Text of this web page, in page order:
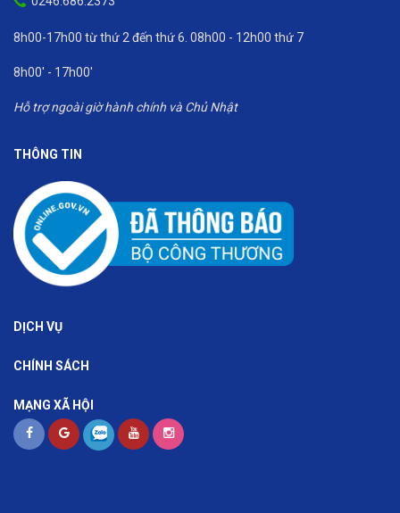
8h00-17h00 từ thứ 2 đến thứ 6. 08h00 - 12h00 thứ 7
8h00' - 17h00'
Hỗ trợ ngoài giờ hành chính và Chủ Nhật
THÔNG TIN
DỊCH VỤ
CHÍNH SÁCH
MẠNG XÃ HỘI